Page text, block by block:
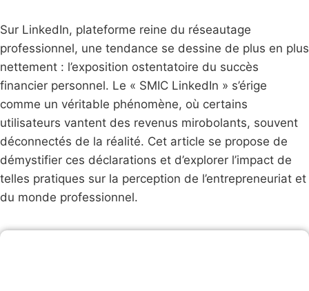
Sur LinkedIn, plateforme reine du réseautage
professionnel, une tendance se dessine de plus en plus
nettement : l’exposition ostentatoire du succès
financier personnel. Le « SMIC LinkedIn » s’érige
comme un véritable phénomène, où certains
utilisateurs vantent des revenus mirobolants, souvent
déconnectés de la réalité. Cet article se propose de
démystifier ces déclarations et d’explorer l’impact de
telles pratiques sur la perception de l’entrepreneuriat et
du monde professionnel.